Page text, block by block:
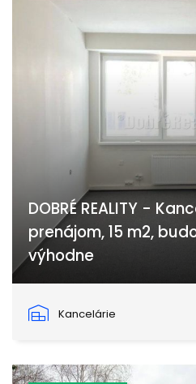
DOBRÉ REALITY -
prenájom, 15 m2,
výhodne
Kancelárie